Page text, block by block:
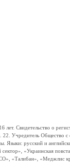
Свидетельство о
Учредитель
Языки: русский и
сектор»,
«Меджлис